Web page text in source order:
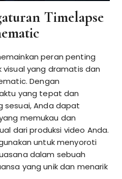
Timelapse
peran penting
yang dramatis dan
Dengan
yang tepat dan
sesuai, Anda dapat
memukau dan
dari produksi video Anda.
untuk menyoroti
dalam sebuah
yang unik dan menarik